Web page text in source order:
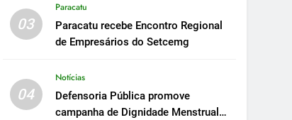
03
Paracatu
Paracatu recebe Encontro Regional
de Empresários do Setcemg
04
Notícias
Defensoria Pública promove
campanha de Dignidade Menstrual